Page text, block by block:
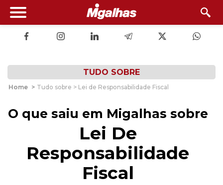
TUDO SOBRE
Home > Tudo sobre > Lei de Responsabilidade Fiscal
O que saiu em Migalhas sobre
Lei De
Responsabilidade
Fiscal